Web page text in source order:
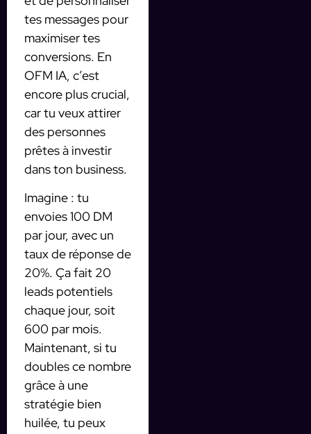
tes messages pour
maximiser tes
conversions. En
OFM IA, c’est
encore plus crucial,
car tu veux attirer
des personnes
prêtes à investir
dans ton business.
Imagine : tu
envoies 100 DM
par jour, avec un
taux de réponse de
20%. Ça fait 20
leads potentiels
chaque jour, soit
600 par mois.
Maintenant, si tu
doubles ce nombre
grâce à une
stratégie bien
huilée, tu peux